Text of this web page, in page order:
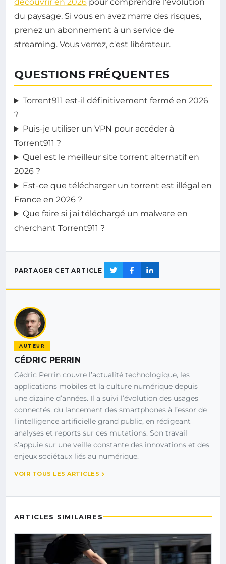
découvrir en 2026 pour comprendre l'évolution
du paysage. Si vous en avez marre des risques,
prenez un abonnement à un service de
streaming. Vous verrez, c'est libérateur.
QUESTIONS FRÉQUENTES
Torrent911 est-il définitivement fermé en 2026
?
Puis-je utiliser un VPN pour accéder à
Torrent911 ?
Quel est le meilleur site torrent alternatif en
2026 ?
Est-ce que télécharger un torrent est illégal en
France en 2026 ?
Que faire si j'ai téléchargé un malware en
cherchant Torrent911 ?
PARTAGER CET ARTICLE
AUTEUR
CÉDRIC PERRIN
Cédric Perrin couvre l’actualité technologique, les
applications mobiles et la culture numérique depuis
une dizaine d’années. Il a suivi l’évolution des usages
connectés, du lancement des smartphones à l’essor de
l’intelligence artificielle grand public, en rédigeant
analyses et reports sur ces mutations. Son travail
s’appuie sur une veille constante des innovations et des
enjeux sociétaux liés au numérique.
VOIR TOUS LES ARTICLES
ARTICLES SIMILAIRES